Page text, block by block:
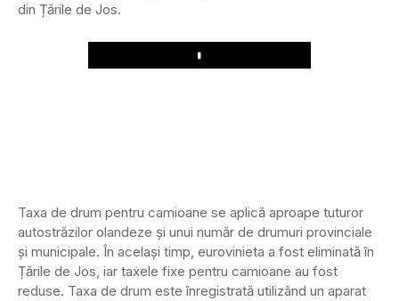
din Țările de Jos.
Play
Taxa de drum pentru camioane se aplică aproape tuturor
autostrăzilor olandeze și unui număr de drumuri provinciale
și municipale. În același timp, eurovinieta a fost eliminată în
Țările de Jos, iar taxele fixe pentru camioane au fost
reduse. Taxa de drum este înregistrată utilizând un aparat